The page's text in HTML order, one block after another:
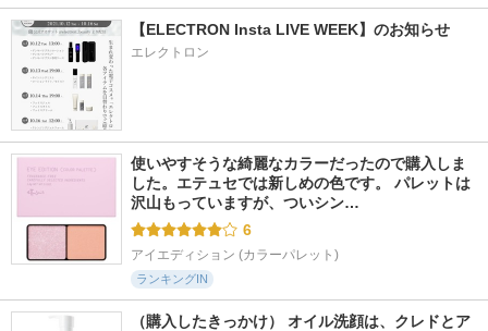
【ELECTRON Insta LIVE WEEK】のお知らせ
エレクトロン
使いやすそうな綺麗なカラーだったので購入しま
した。エテュセでは新しめの色です。 パレットは
沢山もっていますが、ついシン…
6
アイエディション (カラーパレット)
ランキングIN
（購入したきっかけ） オイル洗顔は、クレドとア